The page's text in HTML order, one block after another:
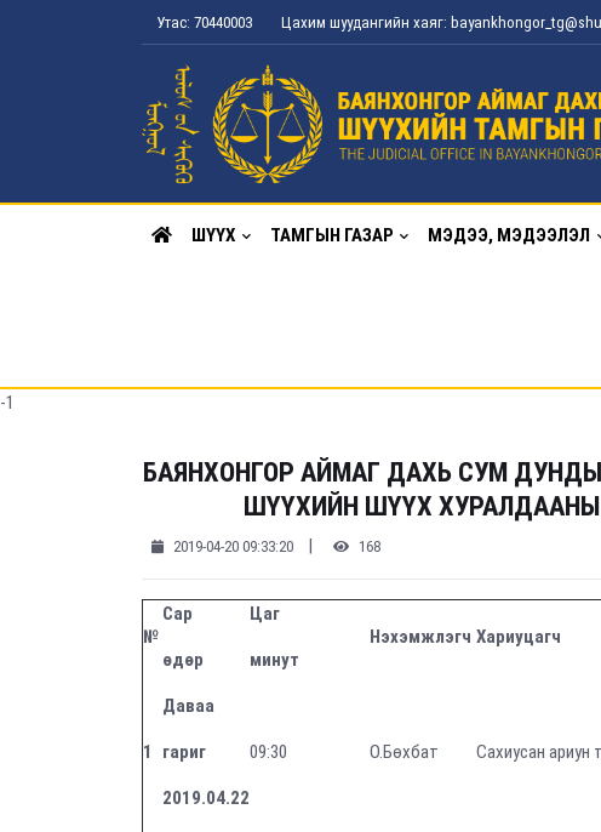
Утас: 70440003 Цахим шуудангийн хаяг:
ШҮҮХ ТАМГЫН ГАЗАР МЭДЭЭ, МЭДЭЭЛЭЛ
-1
БАЯНХОНГОР АЙМАГ ДАХЬ СУМ
ШҮҮХИЙН ШҮҮХ ХУРАЛДААНЫ
2019-04-20 09:33:20 | 168
№
Сар
өдөр
Цаг
минут
Нэхэмжлэгч Хариуцагч
1
Даваа
гариг
2019.04.22
09:30 О.Бөхбат Сахиусан ариун